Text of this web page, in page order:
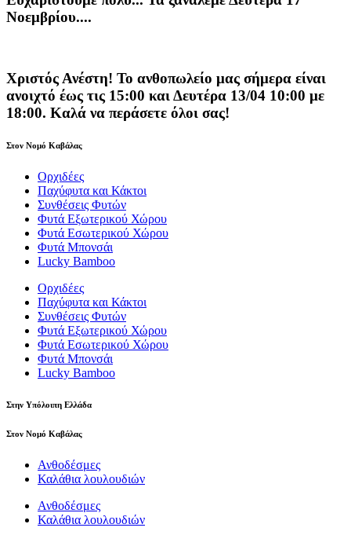
Νοεμβρίου....
Χριστός Ανέστη! Το ανθοπωλείο μας σήμερα είναι
ανοιχτό έως τις 15:00 και Δευτέρα 13/04 10:00 με
18:00. Καλά να περάσετε όλοι σας!
Στον Νομό Καβάλας
Ορχιδέες
Παχύφυτα και Κάκτοι
Συνθέσεις Φυτών
Φυτά Εξωτερικού Χώρου
Φυτά Εσωτερικού Χώρου
Φυτά Μπονσάι
Lucky Bamboo
Ορχιδέες
Παχύφυτα και Κάκτοι
Συνθέσεις Φυτών
Φυτά Εξωτερικού Χώρου
Φυτά Εσωτερικού Χώρου
Φυτά Μπονσάι
Lucky Bamboo
Στην Υπόλοιπη Ελλάδα
Στον Νομό Καβάλας
Ανθοδέσμες
Καλάθια λουλουδιών
Ανθοδέσμες
Καλάθια λουλουδιών